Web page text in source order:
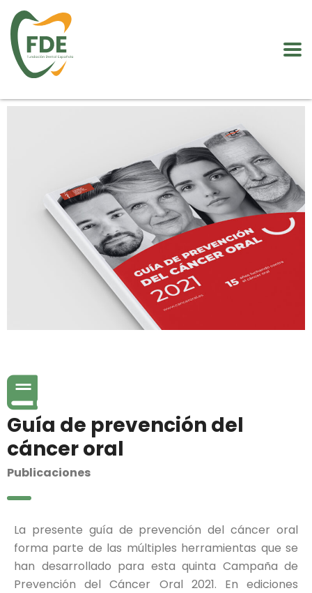
Guía de prevención del
cáncer oral
Publicaciones
La presente guía de prevención del cáncer oral
forma parte de las múltiples herramientas que se
han desarrollado para esta quinta Campaña de
Prevención del Cáncer Oral 2021. En ediciones